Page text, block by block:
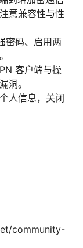
意兼容性与性
密码、启用两
客户端与操
洞。
人信息，关闭
community-